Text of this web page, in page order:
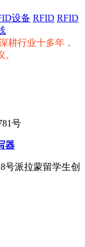
设备 RFID RFID
耕行业十多年，
号
器
号派拉蒙留学生创